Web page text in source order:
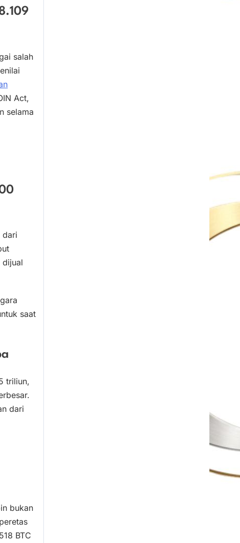
salah
Act,
selama
dari
dijual
saat
triliun,
dari
bukan
BTC